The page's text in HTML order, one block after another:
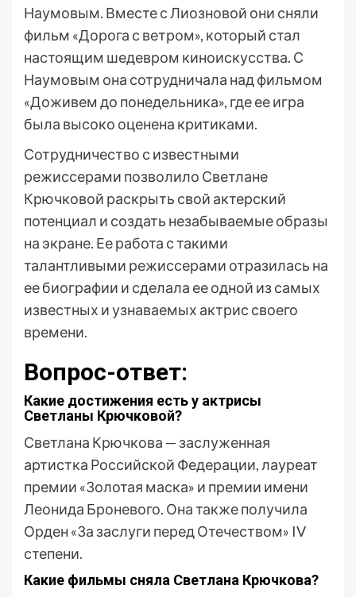
Наумовым. Вместе с Лиозновой они сняли
фильм «Дорога с ветром», который стал
настоящим шедевром киноискусства. С
Наумовым она сотрудничала над фильмом
«Доживем до понедельника», где ее игра
была высоко оценена критиками.
Сотрудничество с известными
режиссерами позволило Светлане
Крючковой раскрыть свой актерский
потенциал и создать незабываемые образы
на экране. Ее работа с такими
талантливыми режиссерами отразилась на
ее биографии и сделала ее одной из самых
известных и узнаваемых актрис своего
времени.
Вопрос-ответ:
Какие достижения есть у актрисы
Светланы Крючковой?
Светлана Крючкова — заслуженная
артистка Российской Федерации, лауреат
премии «Золотая маска» и премии имени
Леонида Броневого. Она также получила
Орден «За заслуги перед Отечеством» IV
степени.
Какие фильмы сняла Светлана Крючкова?